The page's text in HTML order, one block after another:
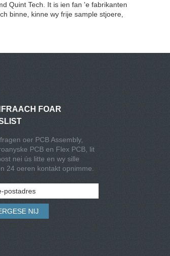
Quint Tech. It is ien fan 'e fabrikanten
binne, kinne wy ​​​​frije sample stjoere,
FOAR
oer PCB Assembly,
PCB en Flex PCB, lit
nei ús litte en wy sille
24 oeren kontakt opnimme.